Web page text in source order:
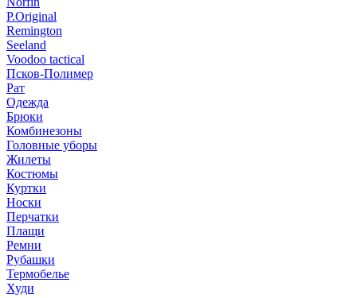
P.Original
Remington
Seeland
Voodoo tactical
Псков-Полимер
Рат
Одежда
Брюки
Комбинезоны
Головные уборы
Жилеты
Костюмы
Куртки
Носки
Перчатки
Плащи
Ремни
Рубашки
Термобелье
Худи